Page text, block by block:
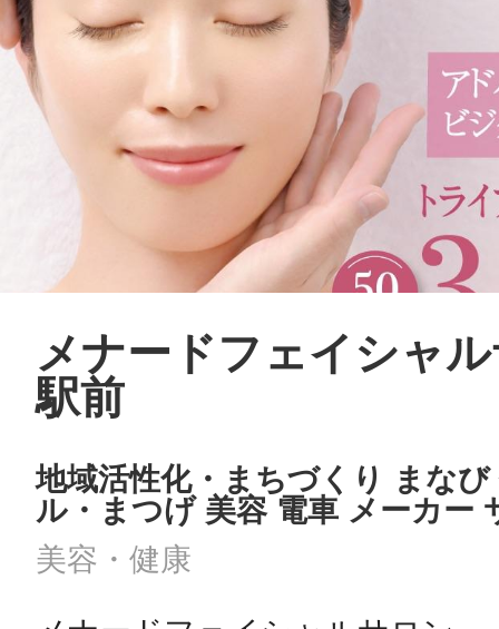
メナードフェイシャ
駅前
地域活性化・まちづくり まな
ル・まつげ 美容 電車 メーカー
美容・健康